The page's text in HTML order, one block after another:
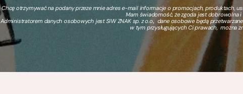
Chcę otrzymywać na podany przeze mnie adres e-mail informacje o promocjach, produktach,
Mam świadomość, że zgoda jest dobrowolna
Administratorem danych osobowych jest SIW ZNAK sp. z o.o., dane osobowe będą
w tym przysługujących Ci prawach, można